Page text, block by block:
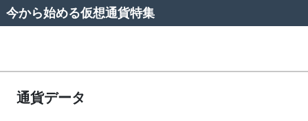
今から始める仮想通貨特集
通貨データ